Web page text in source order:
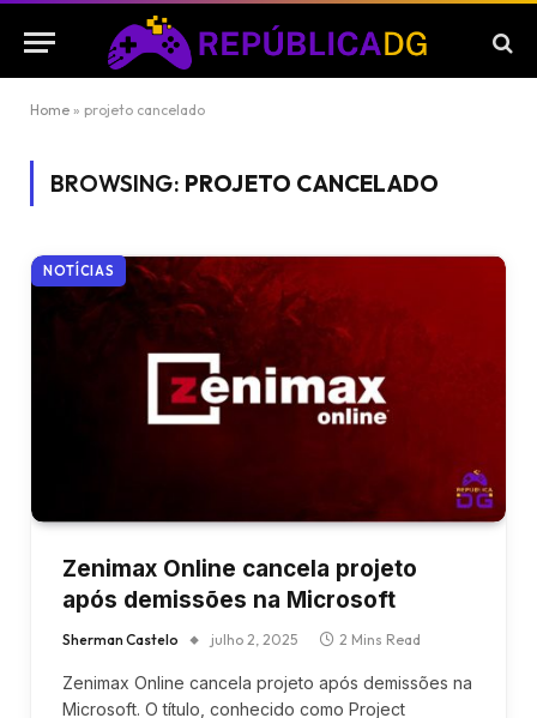
Home » projeto cancelado
BROWSING: PROJETO CANCELADO
NOTÍCIAS
Zenimax Online cancela projeto
após demissões na Microsoft
Sherman Castelo julho 2, 2025 2 Mins Read
Zenimax Online cancela projeto após demissões na
Microsoft. O título, conhecido como Project